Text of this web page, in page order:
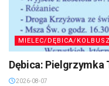
MIELEC/DĘBICA/
Dębica: Pielgrzymka
2026-08-07